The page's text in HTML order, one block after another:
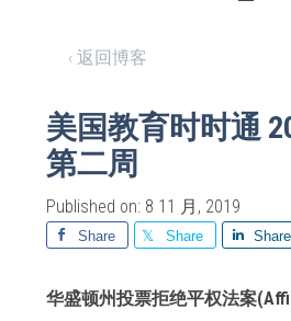
‹ 返回博客
美国教育时时通
第二周
Published on: 8 11 月, 2019
Share Share Share
华盛顿州投票拒绝平权法案